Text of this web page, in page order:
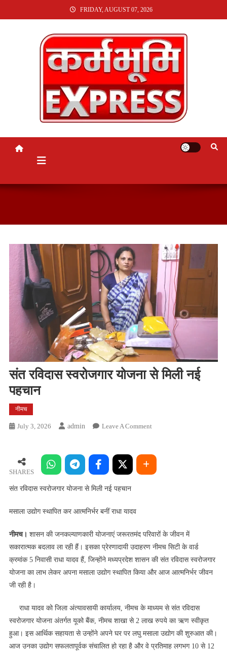
TO
FRIDAY, AUGUST 07, 2026
KARMABHUMI EXPRESS
संत रविदास स्वरोजगार योजना से मिली नई
पहचान
नीमच
July 3, 2026 Admin Leave A CommentOn
स्वरोजगार
योजना
SHARES
संत रविदास स्वरोजगार योजना से मिली नई पहचान
मसाला उद्योग स्थापित कर आत्मनिर्भर बनीं राधा यादव
नीमच। शासन की जनकल्याणकारी योजनाएं जरूरतमंद परिवारों के जीवन में
सकारात्मक बदलाव ला रही हैं। इसका प्रेरणादायी उदाहरण नीमच सिटी के वार्ड
क्रमांक 5 निवासी राधा यादव हैं, जिन्होंने मध्यप्रदेश शासन की संत रविदास स्वरोजगार
योजना का लाभ लेकर अपना मसाला उद्योग स्थापित किया और आज आत्मनिर्भर जीवन
जी रही है।
राधा यादव को जिला अंत्यावसायी कार्यालय, नीमच के माध्यम से संत रविदास
स्वरोजगार योजना अंतर्गत यूको बैंक, नीमच शाखा से 2 लाख रुपये का ऋण स्वीकृत
हुआ। इस आर्थिक सहायता से उन्होंने अपने घर पर लघु मसाला उद्योग की शुरुआत की।
आज उनका उद्योग सफलतापूर्वक संचालित हो रहा है और वे प्रतिमाह लगभग 10 से 12